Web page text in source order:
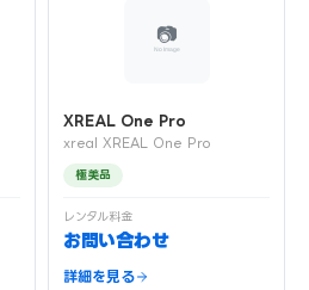
XREAL One Pro
xreal XREAL One Pro
極美品
レンタル料金
お問い合わせ
詳細を見る